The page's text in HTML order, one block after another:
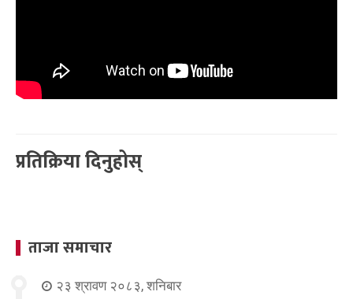
प्रतिक्रिया दिनुहोस्
ताजा समाचार
२३ श्रावण २०८३, शनिबार